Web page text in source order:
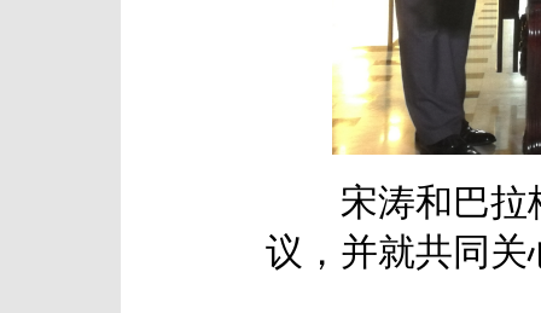
宋涛和巴拉格
议，并就共同